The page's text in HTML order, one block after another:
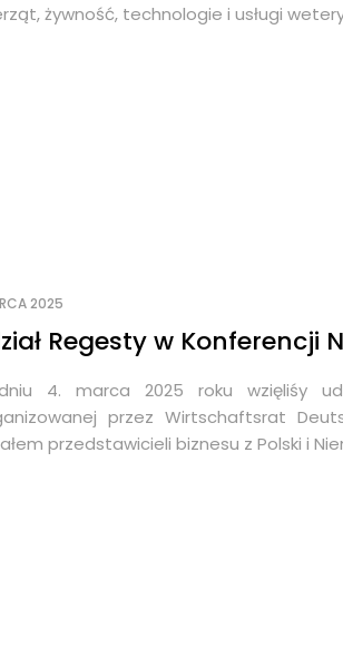
żywność, technologie i usługi
2025
Regesty w Konferencji
4. marca 2025 roku wzięliśy
przez Wirtschaftsrat
przedstawicieli biznesu z Polski i